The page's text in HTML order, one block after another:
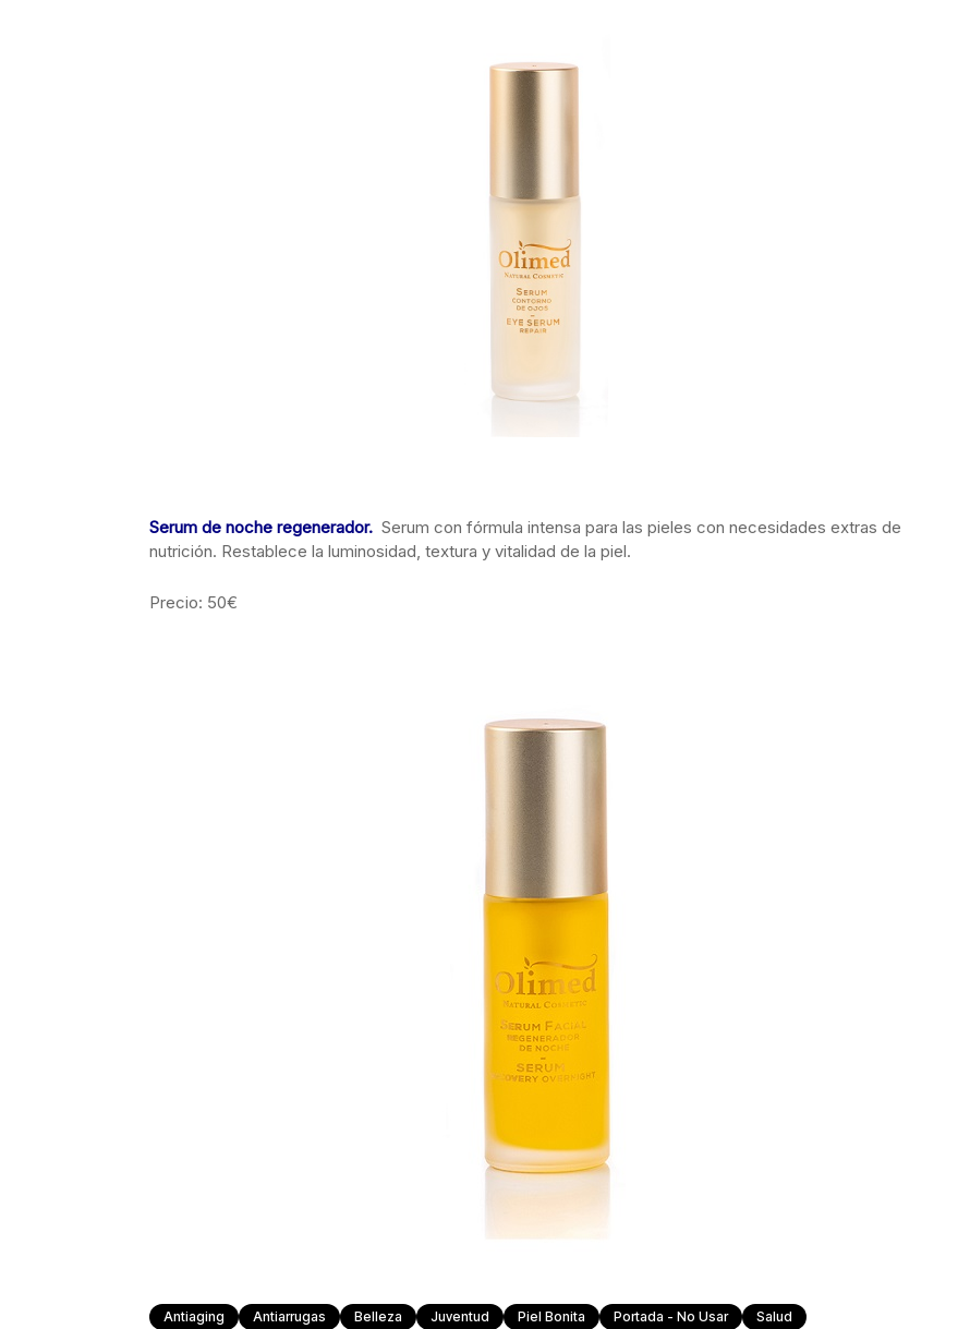
Serum de noche regenerador. Serum con fórmula intensa para las pieles con necesidades extras de
nutrición. Restablece la luminosidad, textura y vitalidad de la piel.
Precio: 50€
Antiaging Antiarrugas Belleza Juventud Piel Bonita Portada - No Usar Salud